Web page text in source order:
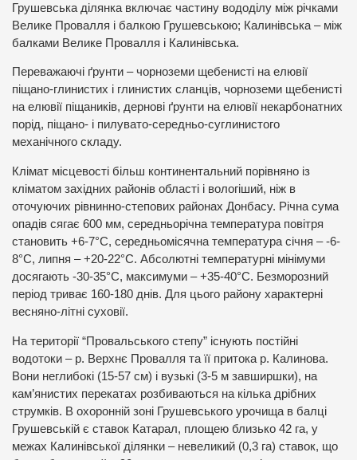
Грушевська ділянка включає частину вододілу між річками
Велике Провалля і балкою Грушевською; Калинівська – між
балками Велике Провалля і Калинівська.
Переважаючі ґрунти – чорноземи щебенисті на елювії
піщано-глинистих і глинистих сланців, чорноземи щебенисті
на елювії піщаників, дернові ґрунти на елювії некарбонатних
порід, піщано- і пилувато-середньо-суглинистого
механічного складу.
Клімат місцевості більш континентальний порівняно із
кліматом західних районів області і вологіший, ніж в
оточуючих рівнинно-степових районах Донбасу. Річна сума
опадів сягає 600 мм, середньорічна температура повітря
становить +6-7°С, середньомісячна температура січня – -6-
8°С, липня – +20-22°С. Абсолютні температурні мінімуми
досягають -30-35°С, максимуми – +35-40°С. Безморозний
період триває 160-180 днів. Для цього району характерні
весняно-літні суховії.
На території “Провальського степу” існують постійні
водотоки – р. Верхнє Провалля та її притока р. Калинова.
Вони неглибокі (15-57 см) і вузькі (3-5 м завширшки), на
кам’янистих перекатах розбиваються на кілька дрібних
струмків. В охоронній зоні Грушевського урочища в балці
Грушевській є ставок Катарал, площею близько 42 га, у
межах Калинівської ділянки – невеликий (0,3 га) ставок, що